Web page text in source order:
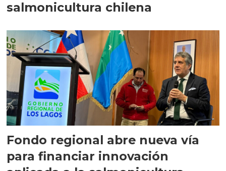
salmonicultura chilena
Fondo regional abre nueva vía
para financiar innovación